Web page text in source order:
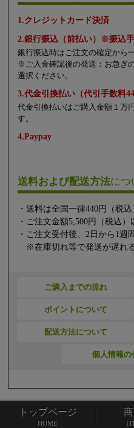
1.クレジットカード決済
2.銀行振込（前払い）※振込
銀行振込時はご注文の確定から
※ご入金確認後の発送：お急ぎ
選択ください。
3.代金引換払い（代引手数料
代金引換払いはご購入金額１万
す。
4.Paypay
送料および配送方法につ
・送料は全国一律440円（税込
・ご注文金額5,500円（税込
・ご注文受付後、2日から1週
※在庫切れ等で発送が遅れ
ご購入までの流れ
ポイントについて
配送方法について
個人情報の
トップページ
トップページ
HOME